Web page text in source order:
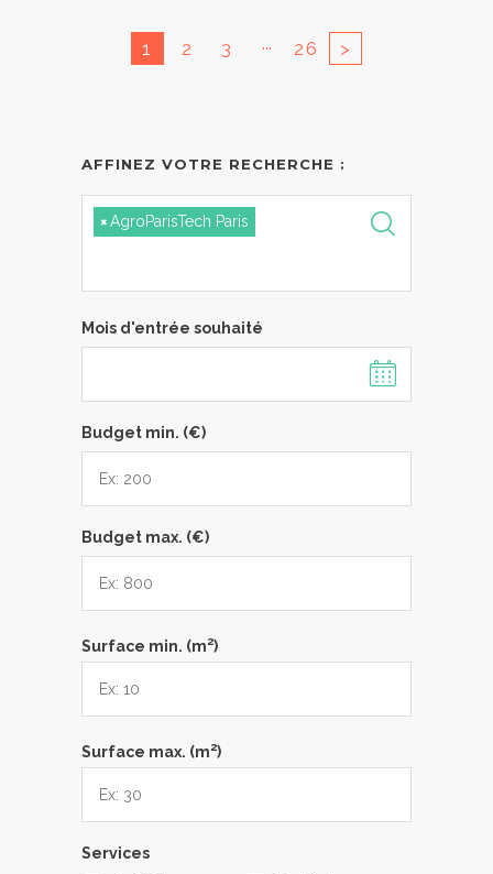
1 2 3 ... 26 >
AFFINEZ VOTRE RECHERCHE :
×AgroParisTech Paris
Mois d'entrée souhaité
Budget min. (€)
Budget max. (€)
Surface min. (m2)
Surface max. (m2)
Services